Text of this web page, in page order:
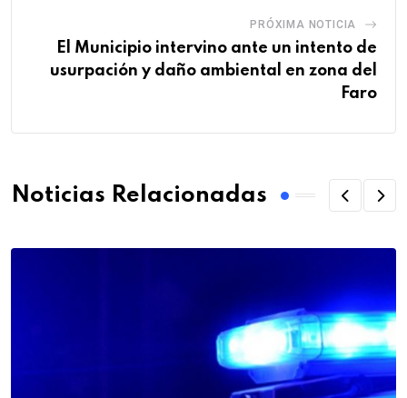
PRÓXIMA NOTICIA
El Municipio intervino ante un intento de
usurpación y daño ambiental en zona del
Faro
Noticias Relacionadas